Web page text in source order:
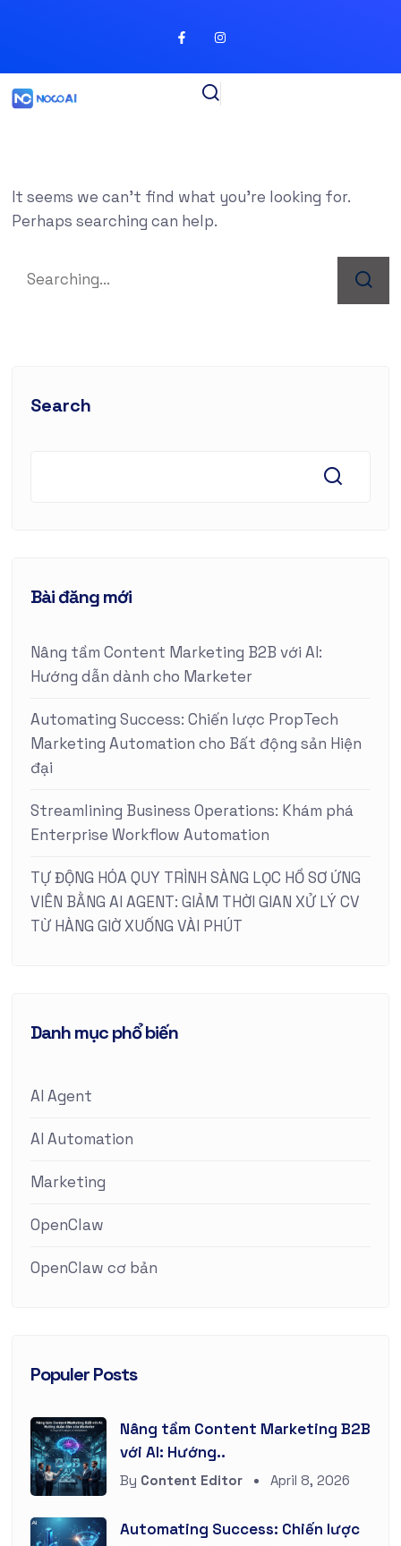
It seems we can’t find what you’re looking for.
Perhaps searching can help.
Search
Bài đăng mới
Nâng tầm Content Marketing B2B với AI:
Hướng dẫn dành cho Marketer
Automating Success: Chiến lược PropTech
Marketing Automation cho Bất động sản Hiện
đại
Streamlining Business Operations: Khám phá
Enterprise Workflow Automation
TỰ ĐỘNG HÓA QUY TRÌNH SÀNG LỌC HỒ SƠ ỨNG
VIÊN BẰNG AI AGENT: GIẢM THỜI GIAN XỬ LÝ CV
TỪ HÀNG GIỜ XUỐNG VÀI PHÚT
Danh mục phổ biến
AI Agent
AI Automation
Marketing
OpenClaw
OpenClaw cơ bản
Populer Posts
Nâng tầm Content Marketing B2B
với AI: Hướng..
By Content Editor April 8, 2026
Automating Success: Chiến lược